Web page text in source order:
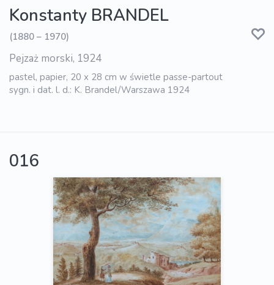
Konstanty BRANDEL
(1880 – 1970)
Pejzaż morski, 1924
pastel, papier, 20 x 28 cm w świetle passe-partout
sygn. i dat. l. d.: K. Brandel/Warszawa 1924
016